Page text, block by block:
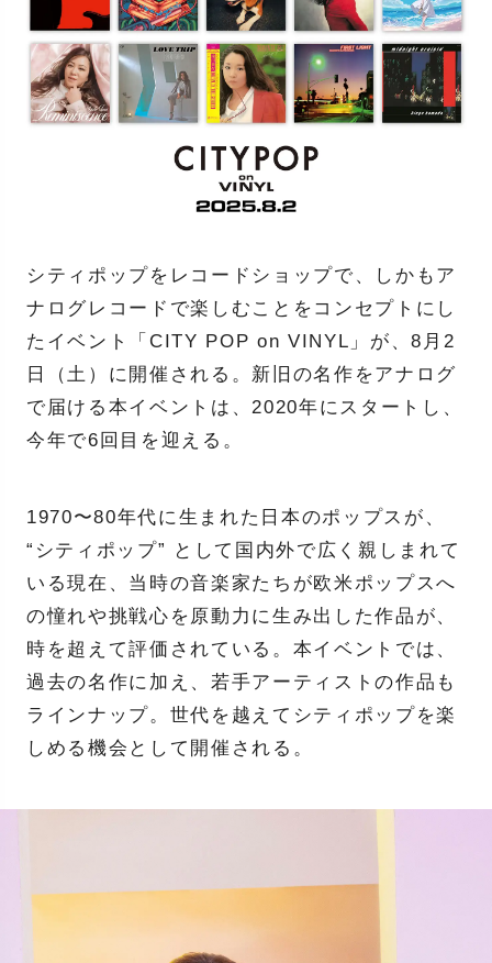
シティポップをレコードショップで、しかもア
ナログレコードで楽しむことをコンセプトにし
たイベント「CITY POP on VINYL」が、8月2
日（土）に開催される。新旧の名作をアナログ
で届ける本イベントは、2020年にスタートし、
今年で6回目を迎える。
1970〜80年代に生まれた日本のポップスが、
“シティポップ” として国内外で広く親しまれて
いる現在、当時の音楽家たちが欧米ポップスへ
の憧れや挑戦心を原動力に生み出した作品が、
時を超えて評価されている。本イベントでは、
過去の名作に加え、若手アーティストの作品も
ラインナップ。世代を越えてシティポップを楽
しめる機会として開催される。